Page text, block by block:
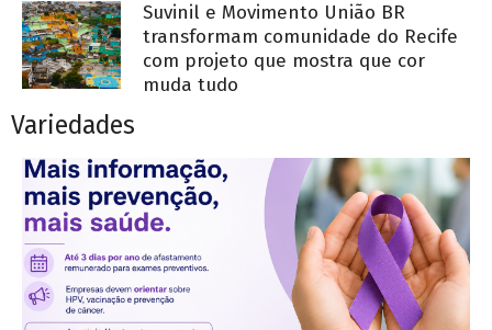
Suvinil e Movimento União BR
transformam comunidade do Recife
com projeto que mostra que cor
muda tudo
Variedades